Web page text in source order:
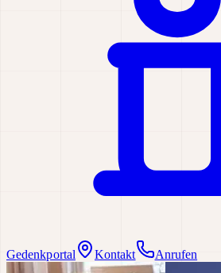
Gedenkportal Kontakt Anrufen